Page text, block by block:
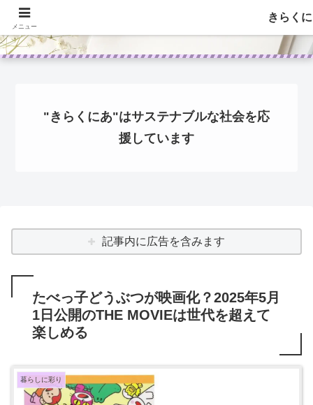
"きらくにあ"はサステナブルな社会を応
援しています
記事内に広告を含みます
たべっ子どうぶつが映画化？2025年5月
1日公開のTHE MOVIEは世代を超えて
楽しめる
暮らしに彩り
メニュー
きらく